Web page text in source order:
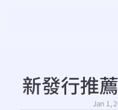
新發行推
Jan 1,